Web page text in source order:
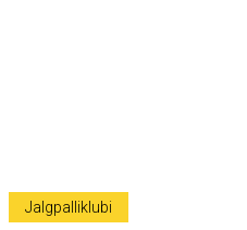
Jalgpalliklubi